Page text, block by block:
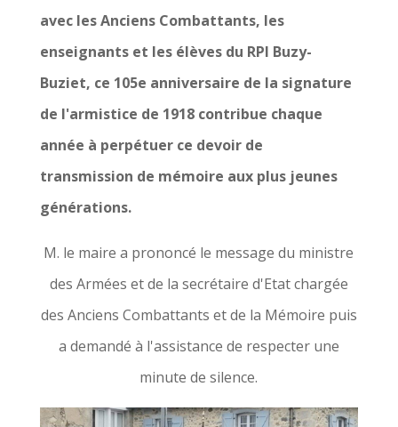
avec les Anciens Combattants, les
enseignants et les élèves du RPI Buzy-
Buziet, ce 105e anniversaire de la signature
de l'armistice de 1918 contribue chaque
année à perpétuer ce devoir de
transmission de mémoire aux plus jeunes
générations.
M. le maire a prononcé le message du ministre
des Armées et de la secrétaire d'Etat chargée
des Anciens Combattants et de la Mémoire puis
a demandé à l'assistance de respecter une
minute de silence.